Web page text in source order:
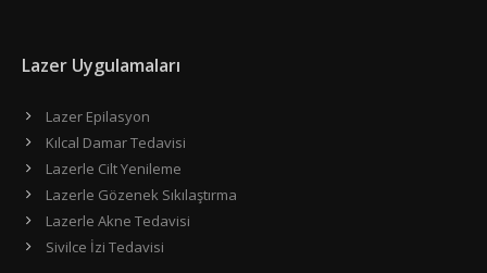
Lazer Uygulamaları
Lazer Epilasyon
Kılcal Damar Tedavisi
Lazerle Cilt Yenileme
Lazerle Gözenek Sıkılaştırma
Lazerle Akne Tedavisi
Sivilce İzi Tedavisi